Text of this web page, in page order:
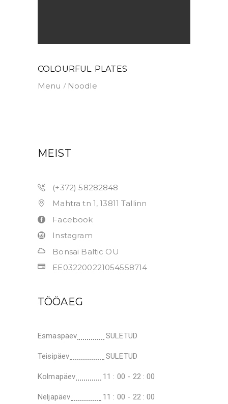
COLOURFUL PLATES
Menu
Noodle
MEIST
(+372) 58282848
Mahtra tn 1, 13811 Tallinn
Facebook
Instagram
Bonsai Baltic OU
EE032200221054558714
TÖÖAEG
Esmaspäev SULETUD
Teisipäev SULETUD
Kolmapäev 11 : 00 - 22 : 00
Neljapäev 11 : 00 - 22 : 00